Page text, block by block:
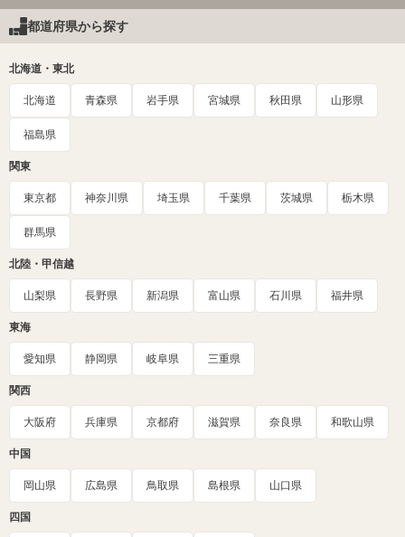
都道府県から探す
北海道・東北
北海道 青森県 岩手県 宮城県 秋田県 山形県
福島県
関東
東京都 神奈川県 埼玉県 千葉県 茨城県 栃木県
群馬県
北陸・甲信越
山梨県 長野県 新潟県 富山県 石川県 福井県
東海
愛知県 静岡県 岐阜県 三重県
関西
大阪府 兵庫県 京都府 滋賀県 奈良県 和歌山県
中国
岡山県 広島県 鳥取県 島根県 山口県
四国